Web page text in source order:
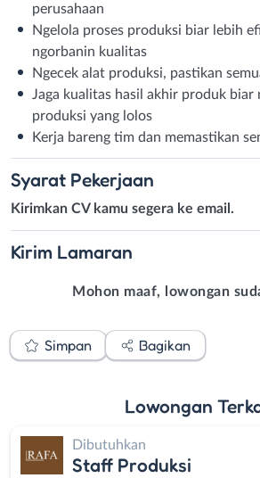
perusahaan
Ngelola proses produksi biar lebih
ngorbanin kualitas
Ngecek alat produksi, pastikan
Jaga kualitas hasil akhir produk biar
produksi yang lolos
Kerja bareng tim dan memastikan
Syarat Pekerjaan
Kirimkan CV kamu segera ke email.
Kirim Lamaran
Mohon maaf, lowongan
Simpan Bagikan
Lowongan
Dibutuhkan
Staff Produksi